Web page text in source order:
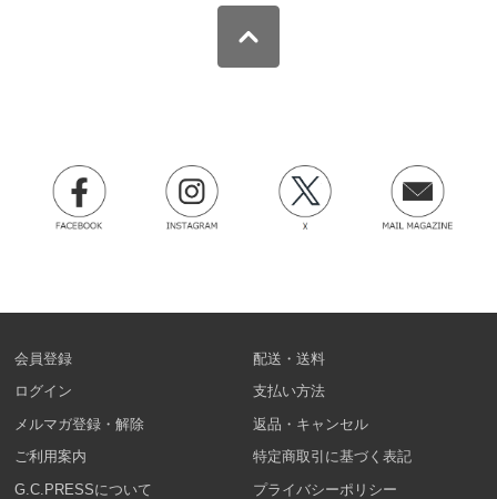
会員登録
ログイン
メルマガ登録・解除
ご利用案内
G.C.PRESSについて
配送・送料
支払い方法
返品・キャンセル
特定商取引に基づく表記
プライバシーポリシー